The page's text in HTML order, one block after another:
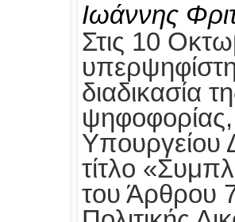
Ιωάννης
Στις 10
διαδικασία
Υπουργείου
τίτλο
του Άρθρου